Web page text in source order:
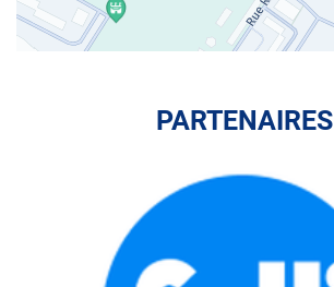
PARTENAIRES